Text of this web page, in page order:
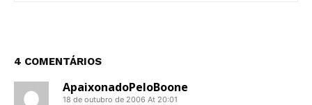
4 COMENTÁRIOS
ApaixonadoPeloBoone
18 de outubro de 2006 At 20:01